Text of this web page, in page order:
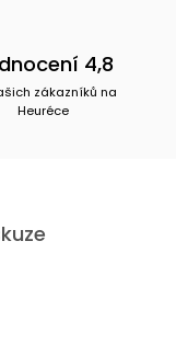
4,8
zákazníků na
Heuréce